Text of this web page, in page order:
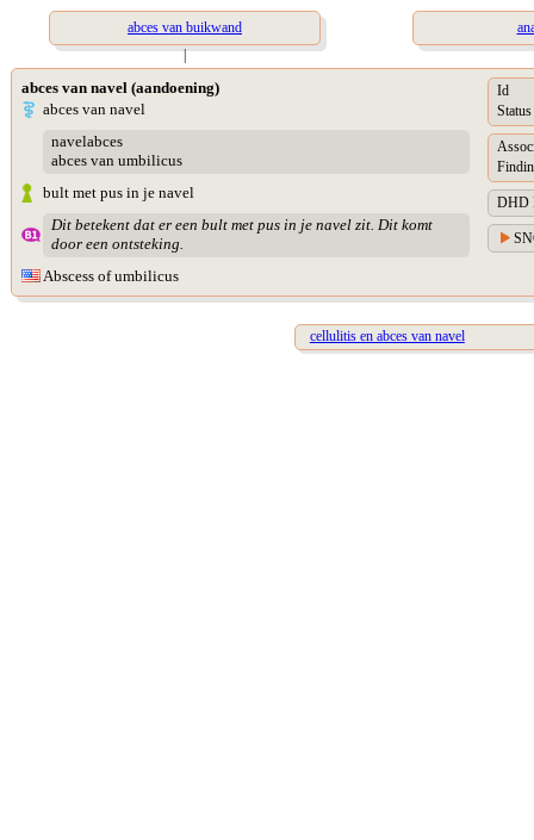
abces van buikwand
|
abces van navel (aandoening)
abces van navel
navelabces
abces van umbilicus
bult met pus in je navel
Dit betekent dat er een bult met pus in je navel zit. Dit komt
door een ontsteking.
Abscess of umbilicus
Id
Status
DHD
cellulitis en abces van navel